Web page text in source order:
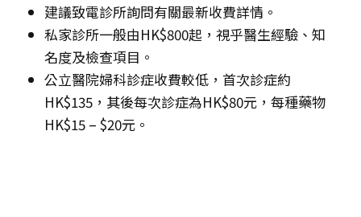
建議致電診所詢問有關最新收費詳情。
私家診所一般由HK$800起，視乎醫生經驗、知
名度及檢查項目。
公立醫院婦科診症收費較低，首次診症約
HK$135，其後每次診症為HK$80元，每種藥物
HK$15 – $20元。